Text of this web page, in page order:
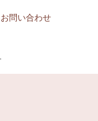
お問い合わせ